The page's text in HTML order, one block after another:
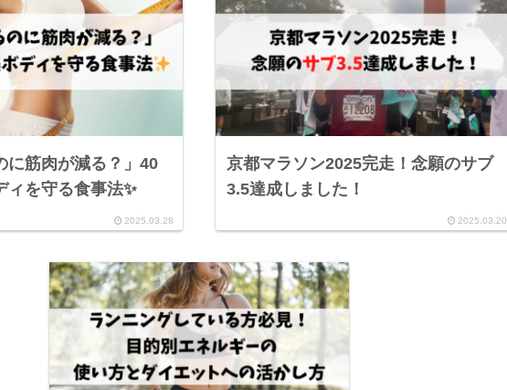
に筋肉が減る？」40
ィを守る食事法✨
2025.03.28
京都マラソン2025完走！念願のサブ
3.5達成しました！
2025.03.20